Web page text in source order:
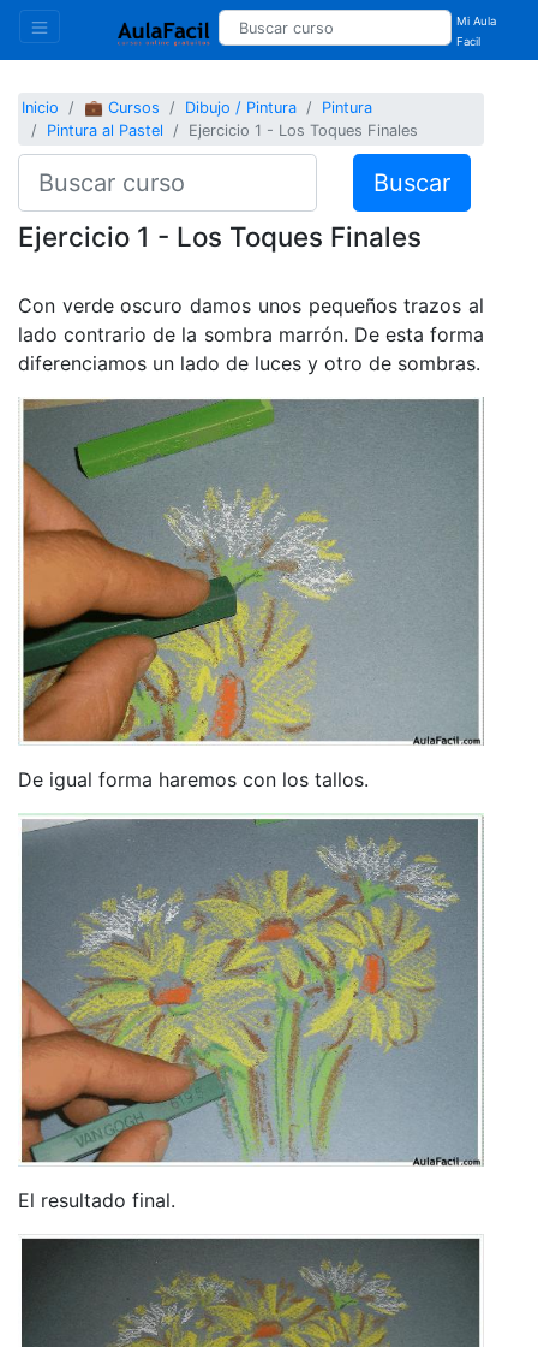
Mi Aula
Facil
Inicio 💼 Cursos Dibujo / Pintura
Pintura
Pintura al Pastel
Ejercicio 1 - Los Toques Finales
Buscar
Ejercicio 1 - Los Toques Finales
Con verde oscuro damos unos pequeños trazos al
lado contrario de la sombra marrón. De esta forma
diferenciamos un lado de luces y otro de sombras.
De igual forma haremos con los tallos.
El resultado final.